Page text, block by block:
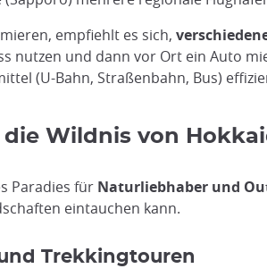
empfiehlt es sich,
nutzen und dann vor Ort ein Auto
(U-Bahn, Straßenbahn, Bus)
die Wildnis von
Paradies für Naturliebhaber und
eintauchen kann.
Trekkingtouren